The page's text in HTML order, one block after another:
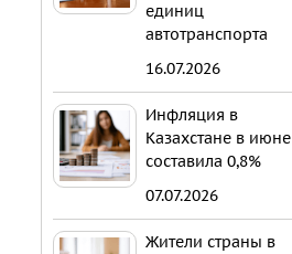
единиц
автотранспорта
16.07.2026
Инфляция в
Казахстане в июне
составила 0,8%
07.07.2026
Жители страны в